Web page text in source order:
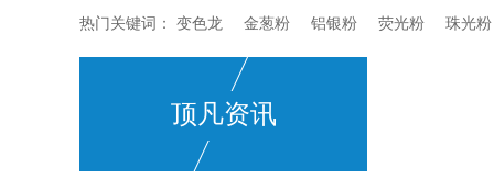
热门关键词： 变色龙 金葱粉 铝银粉 荧光粉 珠光粉
顶凡资讯